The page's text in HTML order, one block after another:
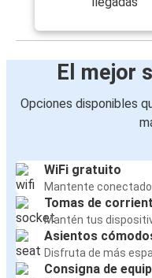
El mejor
Opciones disponibles
WiFi gratuito
Mantente
Tomas de
Mantén tus
Asientos
Disfruta de más
Consigna de